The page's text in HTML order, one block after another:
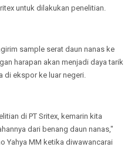
untuk dilakukan penelitian.
sample serat daun nanas ke
harapan akan menjadi daya tarik
di ekspor ke luar negeri.
di PT Sritex, kemarin kita
dari benang daun nanas,"
Yahya MM ketika diwawancarai